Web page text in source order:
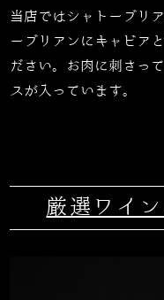
当店ではシャトーブリ
ーブリアンにキャビア
ださい。お肉に刺さっ
スが入っています。
厳選ワイ